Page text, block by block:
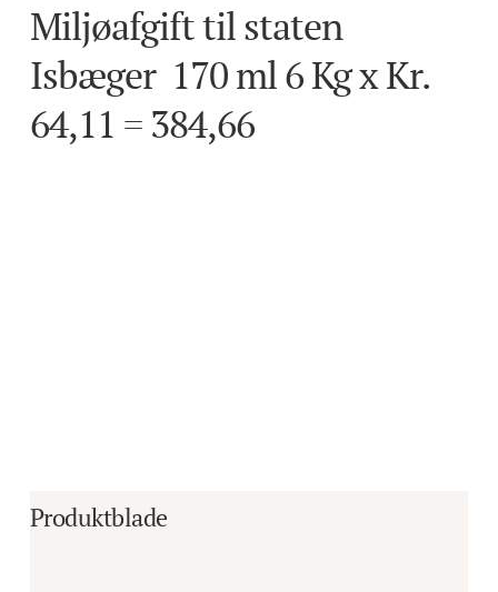
Miljøafgift til staten
Isbæger  170 ml 6 Kg x Kr.
64,11 = 384,66
Produktblade